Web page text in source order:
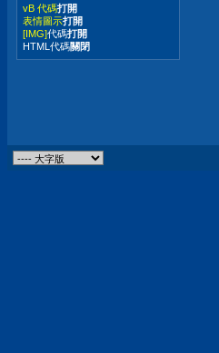
vB 代碼打開
表情圖示打開
[IMG]代碼打開
HTML代碼關閉